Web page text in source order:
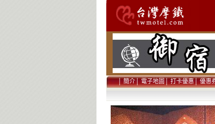
│簡介│電子地圖│打卡優惠│優惠